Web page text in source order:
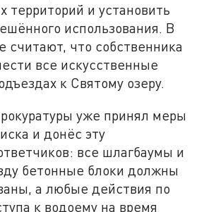
территорий и установить
использования. В
считают, что собственника
все искусственные
к Святому озеру.
уже принял меры
и донёс эту
все шлагбаумы и
бетонные блоки должны
а любые действия по
к водоему на время